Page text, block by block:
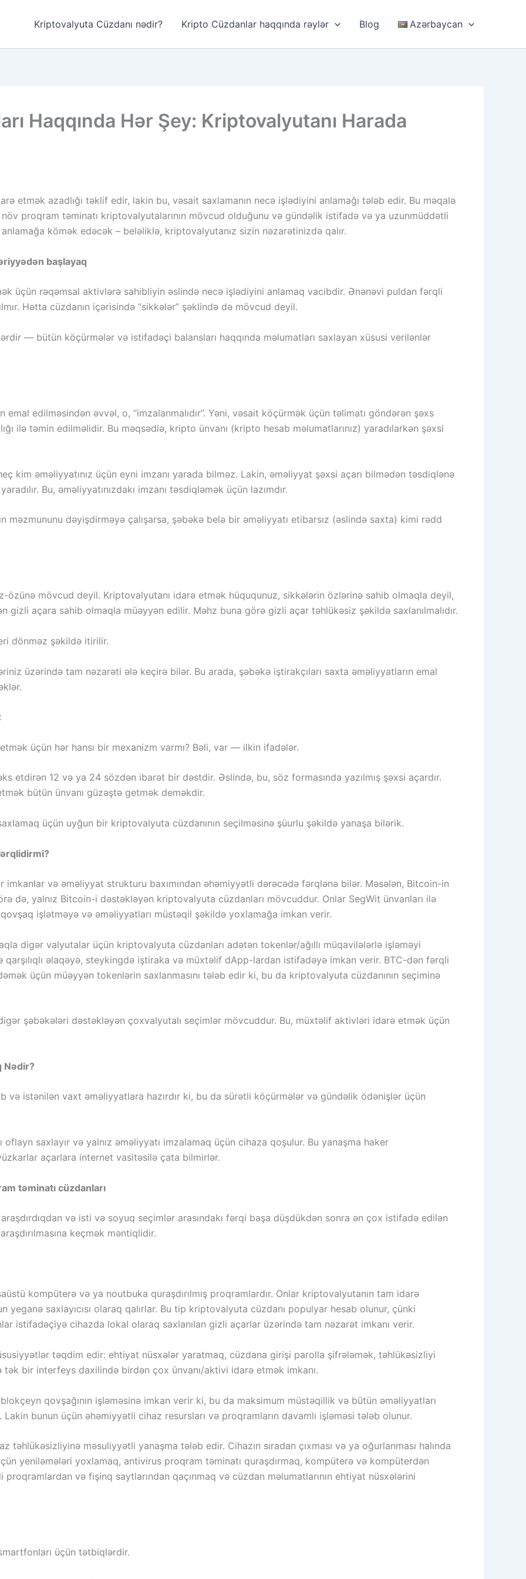
Kriptovalyuta Cüzdanı nədir? Kripto Cüzdanlar haqqında rəylər Blog Azərbaycan
Haqqında Hər Şey: Kriptovalyutanı Harada
etmək azadlığı təklif edir, lakin bu, vəsait saxlamanın necə işlədiyini anlamağı tələb edir. Bu məqalə
proqram təminatı kriptovalyutalarının mövcud olduğunu və gündəlik istifadə və ya uzunmüddətli
kömək edəcək – beləliklə, kriptovalyutanız sizin nəzarətinizdə qalır.
başlayaq
üçün rəqəmsal aktivlərə sahibliyin əslində necə işlədiyini anlamaq vacibdir. Ənənəvi puldan fərqli
Hətta cüzdanın içərisində “sikkələr” şəklində də mövcud deyil.
— bütün köçürmələr və istifadəçi balansları haqqında məlumatları saxlayan xüsusi verilənlər
edilməsindən əvvəl, o, “imzalanmalıdır”. Yəni, vəsait köçürmək üçün təlimatı göndərən şəxs
ilə təmin edilməlidir. Bu məqsədlə, kripto ünvanı (kripto hesab məlumatlarınız) yaradılarkən şəxsi
kim əməliyyatınız üçün eyni imzanı yarada bilməz. Lakin, əməliyyat şəxsi açarı bilmədən təsdiqlənə
Bu, əməliyyatınızdakı imzanı təsdiqləmək üçün lazımdır.
məzmununu dəyişdirməyə çalışarsa, şəbəkə belə bir əməliyyatı etibarsız (əslində saxta) kimi rədd
mövcud deyil. Kriptovalyutanı idarə etmək hüququnuz, sikkələrin özlərinə sahib olmaqla deyil,
gizli açara sahib olmaqla müəyyən edilir. Məhz buna görə gizli açar təhlükəsiz şəkildə saxlanılmalıdır.
dönməz şəkildə itirilir.
üzərində tam nəzarəti ələ keçirə bilər. Bu arada, şəbəkə iştirakçıları saxta əməliyyatların emal
üçün hər hansı bir mexanizm varmı? Bəli, var — ilkin ifadələr.
etdirən 12 və ya 24 sözdən ibarət bir dəstdir. Əslində, bu, söz formasında yazılmış şəxsi açardır.
bütün ünvanı güzəştə getmək deməkdir.
üçün uyğun bir kriptovalyuta cüzdanının seçilməsinə şüurlu şəkildə yanaşa bilərik.
və əməliyyat strukturu baxımından əhəmiyyətli dərəcədə fərqlənə bilər. Məsələn, Bitcoin-in
də, yalnız Bitcoin-i dəstəkləyən kriptovalyuta cüzdanları mövcuddur. Onlar SegWit ünvanları ilə
işlətməyə və əməliyyatları müstəqil şəkildə yoxlamağa imkan verir.
digər valyutalar üçün kriptovalyuta cüzdanları adətən tokenlər/ağıllı müqavilələrlə işləməyi
qarşılıqlı əlaqəyə, steykingdə iştiraka və müxtəlif dApp-lardan istifadəyə imkan verir. BTC-dən fərqli
üçün müəyyən tokenlərin saxlanmasını tələb edir ki, bu da kriptovalyuta cüzdanının seçiminə
şəbəkələri dəstəkləyən çoxvalyutalı seçimlər mövcuddur. Bu, müxtəlif aktivləri idarə etmək üçün
Nədir?
və istənilən vaxt əməliyyatlara hazırdır ki, bu da sürətli köçürmələr və gündəlik ödənişlər üçün
saxlayır və yalnız əməliyyatı imzalamaq üçün cihaza qoşulur. Bu yanaşma haker
açarlara internet vasitəsilə çata bilmirlər.
təminatı cüzdanları
və isti və soyuq seçimlər arasındakı fərqi başa düşdükdən sonra ən çox istifadə edilən
keçmək məntiqlidir.
kompüterə və ya noutbuka quraşdırılmış proqramlardır. Onlar kriptovalyutanın tam idarə
yeganə saxlayıcısı olaraq qalırlar. Bu tip kriptovalyuta cüzdanı populyar hesab olunur, çünki
istifadəçiyə cihazda lokal olaraq saxlanılan gizli açarlar üzərində tam nəzarət imkanı verir.
təqdim edir: ehtiyat nüsxələr yaratmaq, cüzdana girişi parolla şifrələmək, təhlükəsizliyi
bir interfeys daxilində birdən çox ünvanı/aktivi idarə etmək imkanı.
qovşağının işləməsinə imkan verir ki, bu da maksimum müstəqillik və bütün əməliyyatları
bunun üçün əhəmiyyətli cihaz resursları və proqramların davamlı işləməsi tələb olunur.
məsuliyyətli yanaşma tələb edir. Cihazın sıradan çıxması və ya oğurlanması halında
yeniləmələri yoxlamaq, antivirus proqram təminatı quraşdırmaq, kompüterə və kompüterdən
və fişinq saytlarından qaçınmaq və cüzdan məlumatlarının ehtiyat nüsxələrini
üçün tətbiqlərdir.